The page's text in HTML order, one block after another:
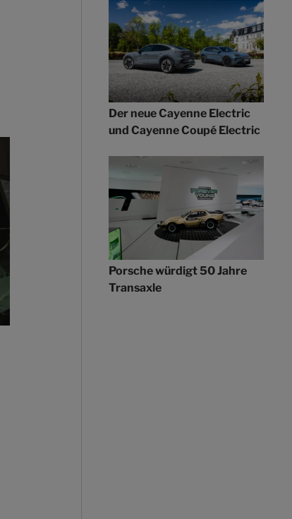
Der neue Cayenne Electric
und Cayenne Coupé Electric
Porsche würdigt 50 Jahre
Transaxle